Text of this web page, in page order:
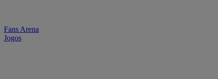
Fans Arena
Jogos